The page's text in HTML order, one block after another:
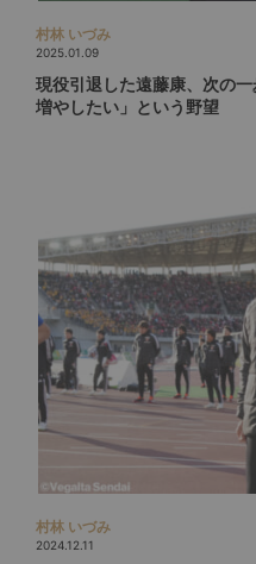
村林 いづみ
2025.01.09
現役引退した遠藤康、次の
増やしたい」という野望
村林 いづみ
2024.12.11